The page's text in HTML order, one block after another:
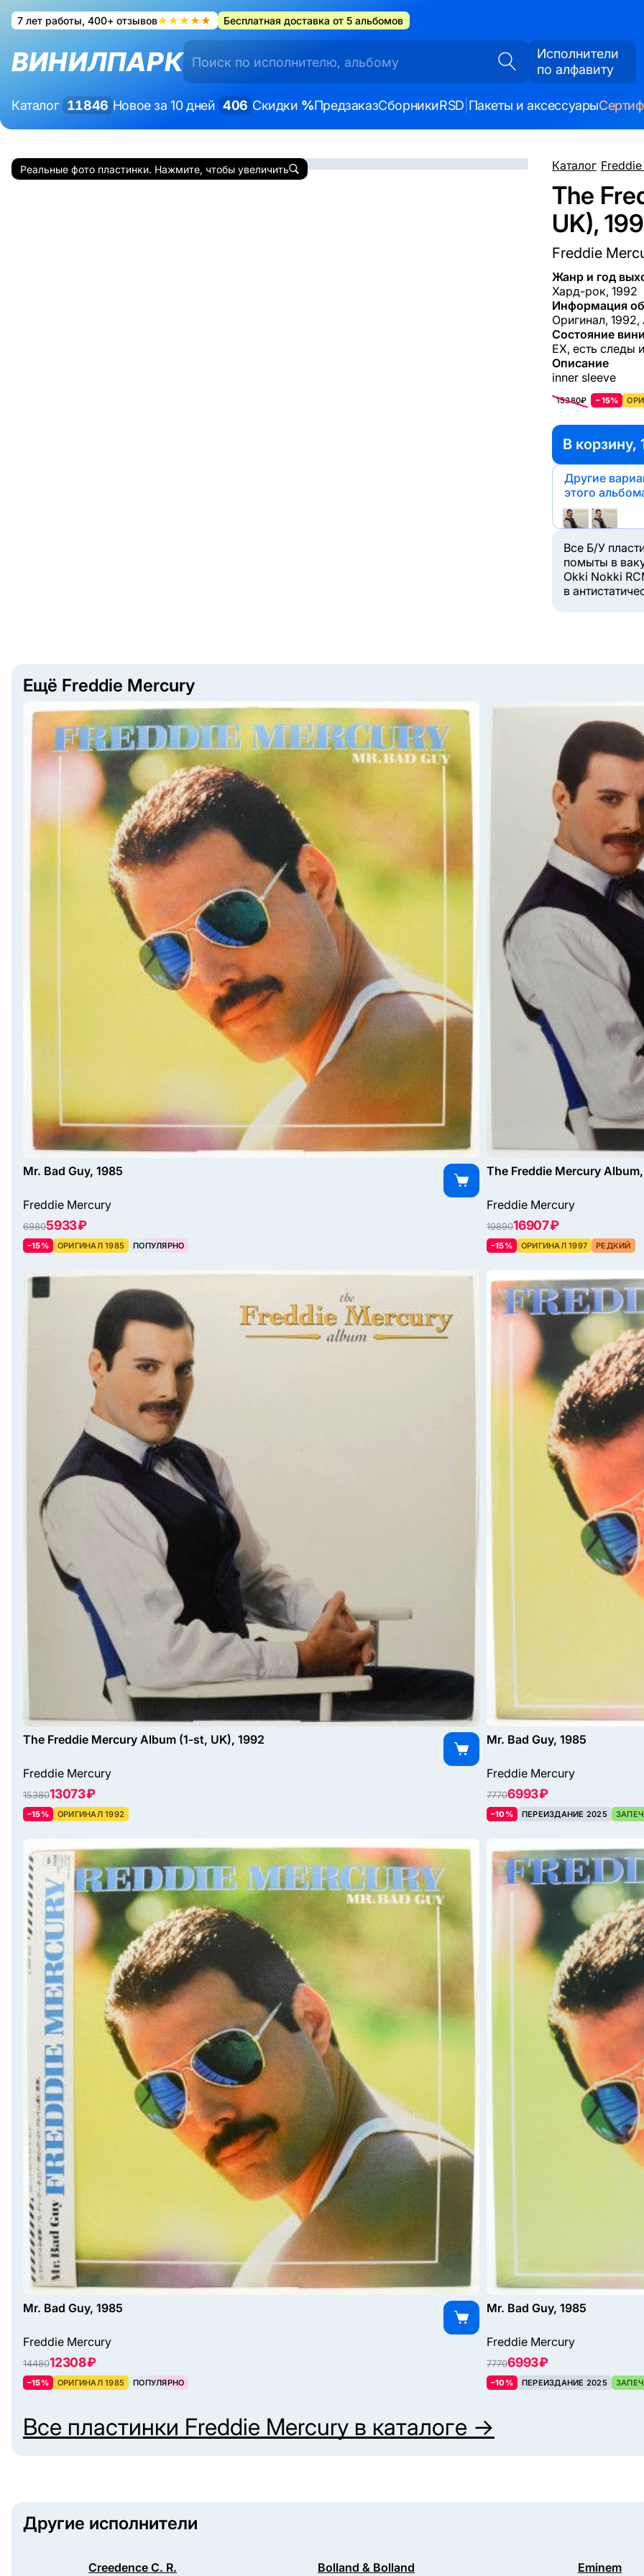
7 лет работы, 400+ отзывов★★★★★ Бесплатная доставка от 5 альбомов
ВИНИЛПАРК
Исполнители
по алфавиту
Каталог 11846 Новое за 10 дней 406 Скидки %ПредзаказСборникиRSD Пакеты и аксессуары
Каталог/
The
UK),
Freddie
Жанр и год
Хард-рок, 1992
Информация
Оригинал,
Состояние
EX, есть следы
Описание
inner sleeve
15380₽ −15%
В корзину,
Другие
этого
Все Б/У
помыты в
Okki Nokki
в
Реальные фото пластинки. Нажмите, чтобы увеличить
Ещё Freddie Mercury
Mr. Bad Guy, 1985
Freddie Mercury
69805933 ₽
–15% ОРИГИНАЛ 1985 ПОПУЛЯРНО
The Freddie Mercury
Freddie Mercury
1989016907 ₽
–15% ОРИГИНАЛ 1997 РЕДКИЙ
The Freddie Mercury Album (1-st, UK), 1992
Freddie Mercury
1538013073 ₽
–15% ОРИГИНАЛ 1992
Mr. Bad Guy, 1985
Freddie Mercury
77706993 ₽
–10% ПЕРЕИЗДАНИЕ 2025
Mr. Bad Guy, 1985
Freddie Mercury
1448012308 ₽
–15% ОРИГИНАЛ 1985 ПОПУЛЯРНО
Mr. Bad Guy, 1985
Freddie Mercury
77706993 ₽
–10% ПЕРЕИЗДАНИЕ 2025
Все пластинки Freddie Mercury в каталоге →
Другие исполнители
Creedence C. R. Bolland & Bolland Eminem